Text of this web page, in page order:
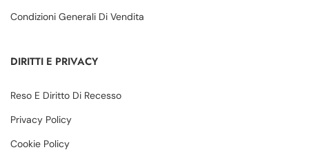
Condizioni Generali Di Vendita
DIRITTI E PRIVACY
Reso E Diritto Di Recesso
Privacy Policy
Cookie Policy